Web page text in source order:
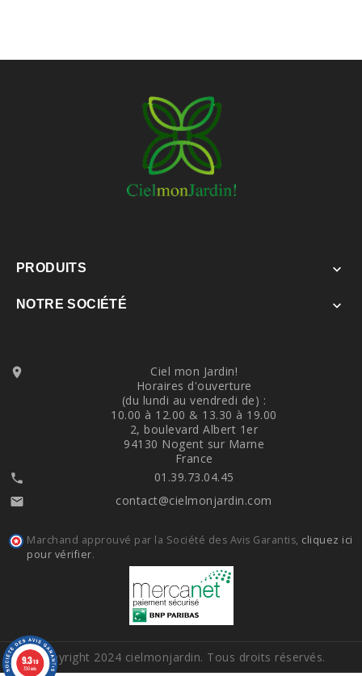
PRODUITS 
NOTRE SOCIÉTÉ 

Ciel mon Jardin!
Horaires d'ouverture
(du lundi au vendredi de) :
10.00 à 12.00 & 13.30 à 19.00
2, boulevard Albert 1er
94130 Nogent sur Marne
France
 01.39.73.04.45
 contact@cielmonjardin.com
Marchand approuvé par la Société des Avis Garantis, cliquez ici
pour vérifier.
Copyright 2024 cielmonjardin. Tous droits réservés.
9.3/10
730 avis